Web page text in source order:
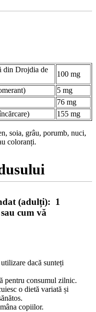
din Drojdia de
100 mg
5 mg
76 mg
155 mg
soia, grâu, porumb, nuci,
coloranți.
(adulți): 1
cum vă
dacă sunteți
pentru consumul zilnic.
o dietă variată și
copiilor.